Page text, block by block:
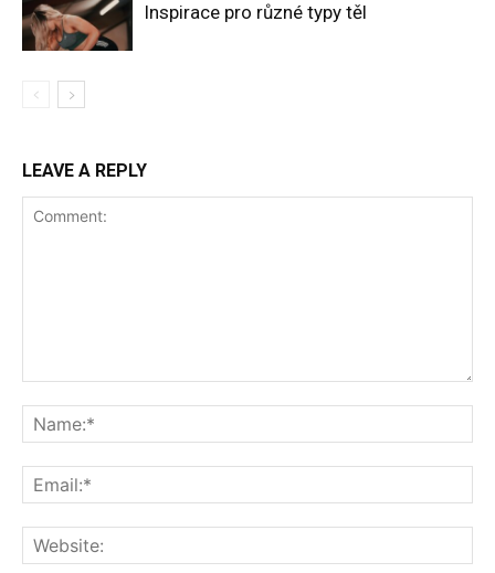
Inspirace pro různé typy těl
LEAVE A REPLY